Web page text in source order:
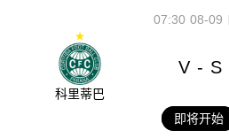
08-09
07:30
科里蒂巴
V - S
即将开始